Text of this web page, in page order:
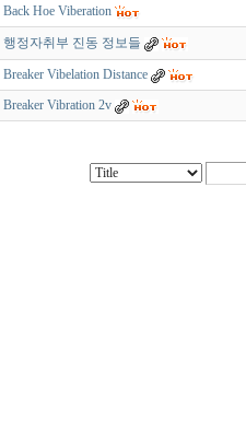
Back Hoe Viberation
행정자취부 진동 정보들
Breaker Vibelation Distance
Breaker Vibration 2v